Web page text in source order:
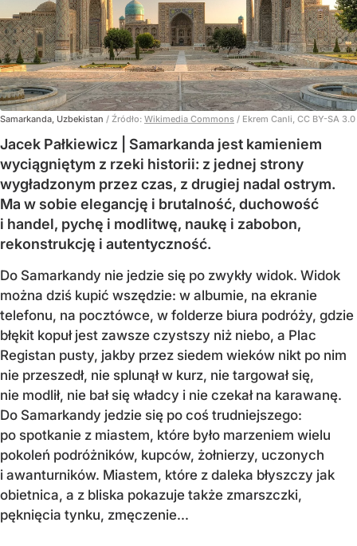
Samarkanda, Uzbekistan / Źródło: Wikimedia Commons / Ekrem Canli, CC BY-SA 3.0
Jacek Pałkiewicz | Samarkanda jest kamieniem
wyciągniętym z rzeki historii: z jednej strony
wygładzonym przez czas, z drugiej nadal ostrym.
Ma w sobie elegancję i brutalność, duchowość
i handel, pychę i modlitwę, naukę i zabobon,
rekonstrukcję i autentyczność.
Do Samarkandy nie jedzie się po zwykły widok. Widok
można dziś kupić wszędzie: w albumie, na ekranie
telefonu, na pocztówce, w folderze biura podróży, gdzie
błękit kopuł jest zawsze czystszy niż niebo, a Plac
Registan pusty, jakby przez siedem wieków nikt po nim
nie przeszedł, nie splunął w kurz, nie targował się,
nie modlił, nie bał się władcy i nie czekał na karawanę.
Do Samarkandy jedzie się po coś trudniejszego:
po spotkanie z miastem, które było marzeniem wielu
pokoleń podróżników, kupców, żołnierzy, uczonych
i awanturników. Miastem, które z daleka błyszczy jak
obietnica, a z bliska pokazuje także zmarszczki,
pęknięcia tynku, zmęczenie...